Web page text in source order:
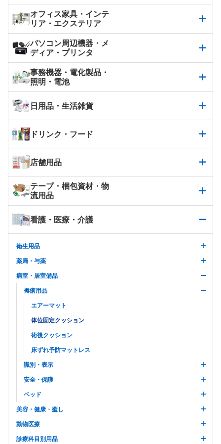
オフィス家具・インテ
リア・エクステリア
パソコン周辺機器・メ
ディア・プリンタ
事務機器・電化製品・
照明・電池
日用品・生活雑貨
ドリンク・フード
店舗用品
テープ・梱包資材・物
流用品
看護・医療・介護
衛生用品
薬局・与薬
病室・居室備品
褥瘡用品
エアーマット
体位固定クッション
術後クッション
床ずれ予防マットレス
識別・表示
安全・保護
ベッド
美容・健康・癒し
動物医療
診療科目別用品